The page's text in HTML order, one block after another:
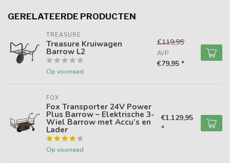
GERELATEERDE PRODUCTEN
TREASURE
Treasure Kruiwagen
Barrow L2
Op voorraad
€119,95
AVP
€79,95 *
FOX
Fox Transporter 24V Power
Plus Barrow – Elektrische 3-
Wiel Barrow met Accu’s en
Lader
Op voorraad
€1.129,95
*